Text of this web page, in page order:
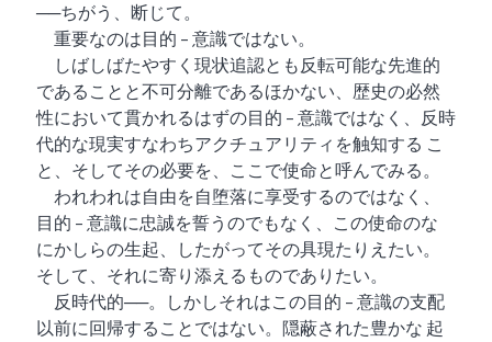
ご注文方法
お問い合わせ
書肆子午線について
──ちがう、断じて。
重要なのは目的 – 意識ではない。
しばしばたやすく現状追認とも反転可能な先進的
であることと不可分離であるほかない、歴史の必然
性において貫かれるはずの目的 – 意識ではなく、反時
代的な現実すなわちアクチュアリティを触知する こ
と、そしてその必要を、ここで使命と呼んでみる。
われわれは自由を自堕落に享受するのではなく、
目的 – 意識に忠誠を誓うのでもなく、この使命のな
にかしらの生起、したがってその具現たりえたい。
そして、それに寄り添えるものでありたい。
反時代的──。しかしそれはこの目的 – 意識の支配
以前に回帰することではない。隠蔽された豊かな 起